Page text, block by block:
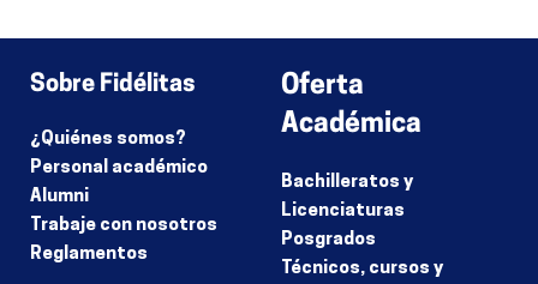
Sobre Fidélitas
¿Quiénes somos?
Personal académico
Alumni
Trabaje con nosotros
Reglamentos
Oferta
Académica
Bachilleratos y
Licenciaturas
Posgrados
Técnicos, cursos y